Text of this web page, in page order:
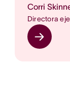
Corri
Directora